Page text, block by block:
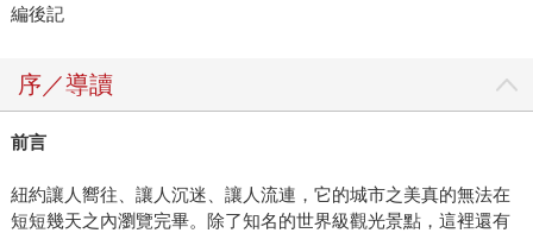
編後記
序／導讀
前言
紐約讓人嚮往、讓人沉迷、讓人流連，它的城市之美真的無法在
短短幾天之內瀏覽完畢。除了知名的世界級觀光景點，這裡還有